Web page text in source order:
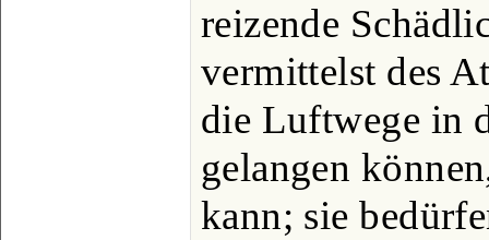
reizende
vermittelst des
die Luftwege in
gelangen
kann; sie